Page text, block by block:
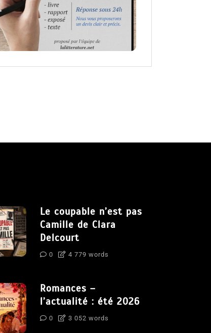
Le coupable n’est pas
Camille de Clara
Delcourt
0 4 779 words
Romances –
l’actualité : été 2026
0 3 052 words